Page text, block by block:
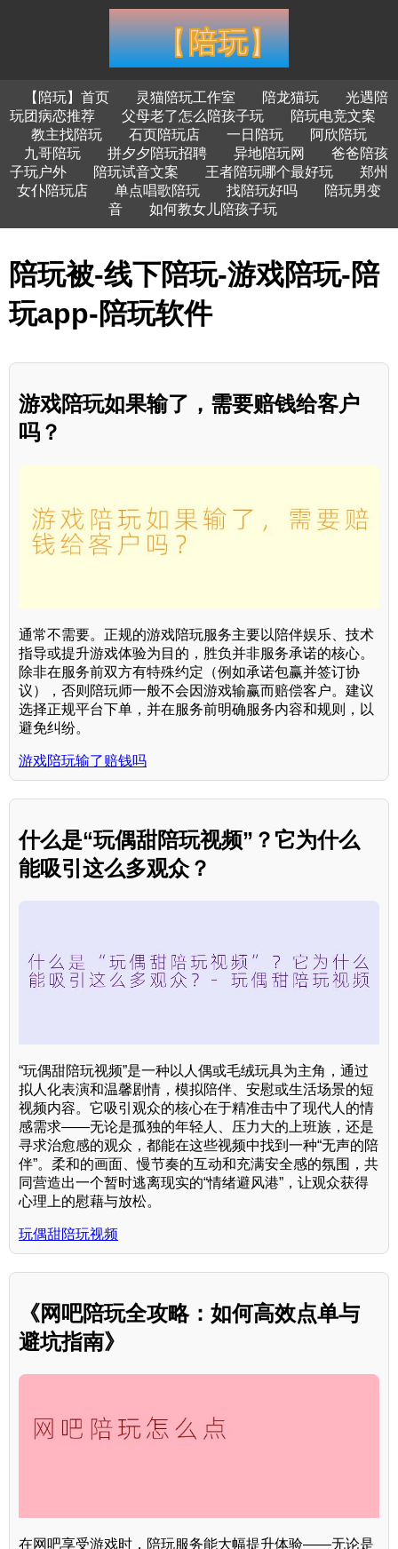
【陪玩】首页 灵猫陪玩工作室 陪龙猫玩
光遇陪
玩团病恋推荐
父母老了怎么陪孩子玩
陪玩电竞文案
教主找陪玩
石页陪玩店 一日陪玩
阿欣陪玩
九哥陪玩
拼夕夕陪玩招聘 异地陪玩网
爸爸陪孩
子玩户外
陪玩试音文案 王者陪玩哪个最好玩
郑州
女仆陪玩店
单点唱歌陪玩 找陪玩好吗
陪玩男变
音
如何教女儿陪孩子玩
陪玩被-线下陪玩-游戏陪玩-陪
玩app-陪玩软件
游戏陪玩如果输了，需要赔钱给客户
吗？
通常不需要。正规的游戏陪玩服务主要以陪伴娱乐、技术
指导或提升游戏体验为目的，胜负并非服务承诺的核心。
除非在服务前双方有特殊约定（例如承诺包赢并签订协
议），否则陪玩师一般不会因游戏输赢而赔偿客户。建议
选择正规平台下单，并在服务前明确服务内容和规则，以
避免纠纷。
游戏陪玩输了赔钱吗
什么是“玩偶甜陪玩视频”？它为什么
能吸引这么多观众？
“玩偶甜陪玩视频”是一种以人偶或毛绒玩具为主角，通过
拟人化表演和温馨剧情，模拟陪伴、安慰或生活场景的短
视频内容。它吸引观众的核心在于精准击中了现代人的情
感需求——无论是孤独的年轻人、压力大的上班族，还是
寻求治愈感的观众，都能在这些视频中找到一种“无声的陪
伴”。柔和的画面、慢节奏的互动和充满安全感的氛围，共
同营造出一个暂时逃离现实的“情绪避风港”，让观众获得
心理上的慰藉与放松。
玩偶甜陪玩视频
《网吧陪玩全攻略：如何高效点单与
避坑指南》
在网吧享受游戏时，陪玩服务能大幅提升体验——无论是